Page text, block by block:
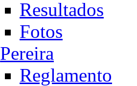
Resultados
Fotos
Pereira
Reglamento